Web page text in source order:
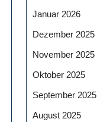
Januar 2026
Dezember 2025
November 2025
Oktober 2025
September 2025
August 2025